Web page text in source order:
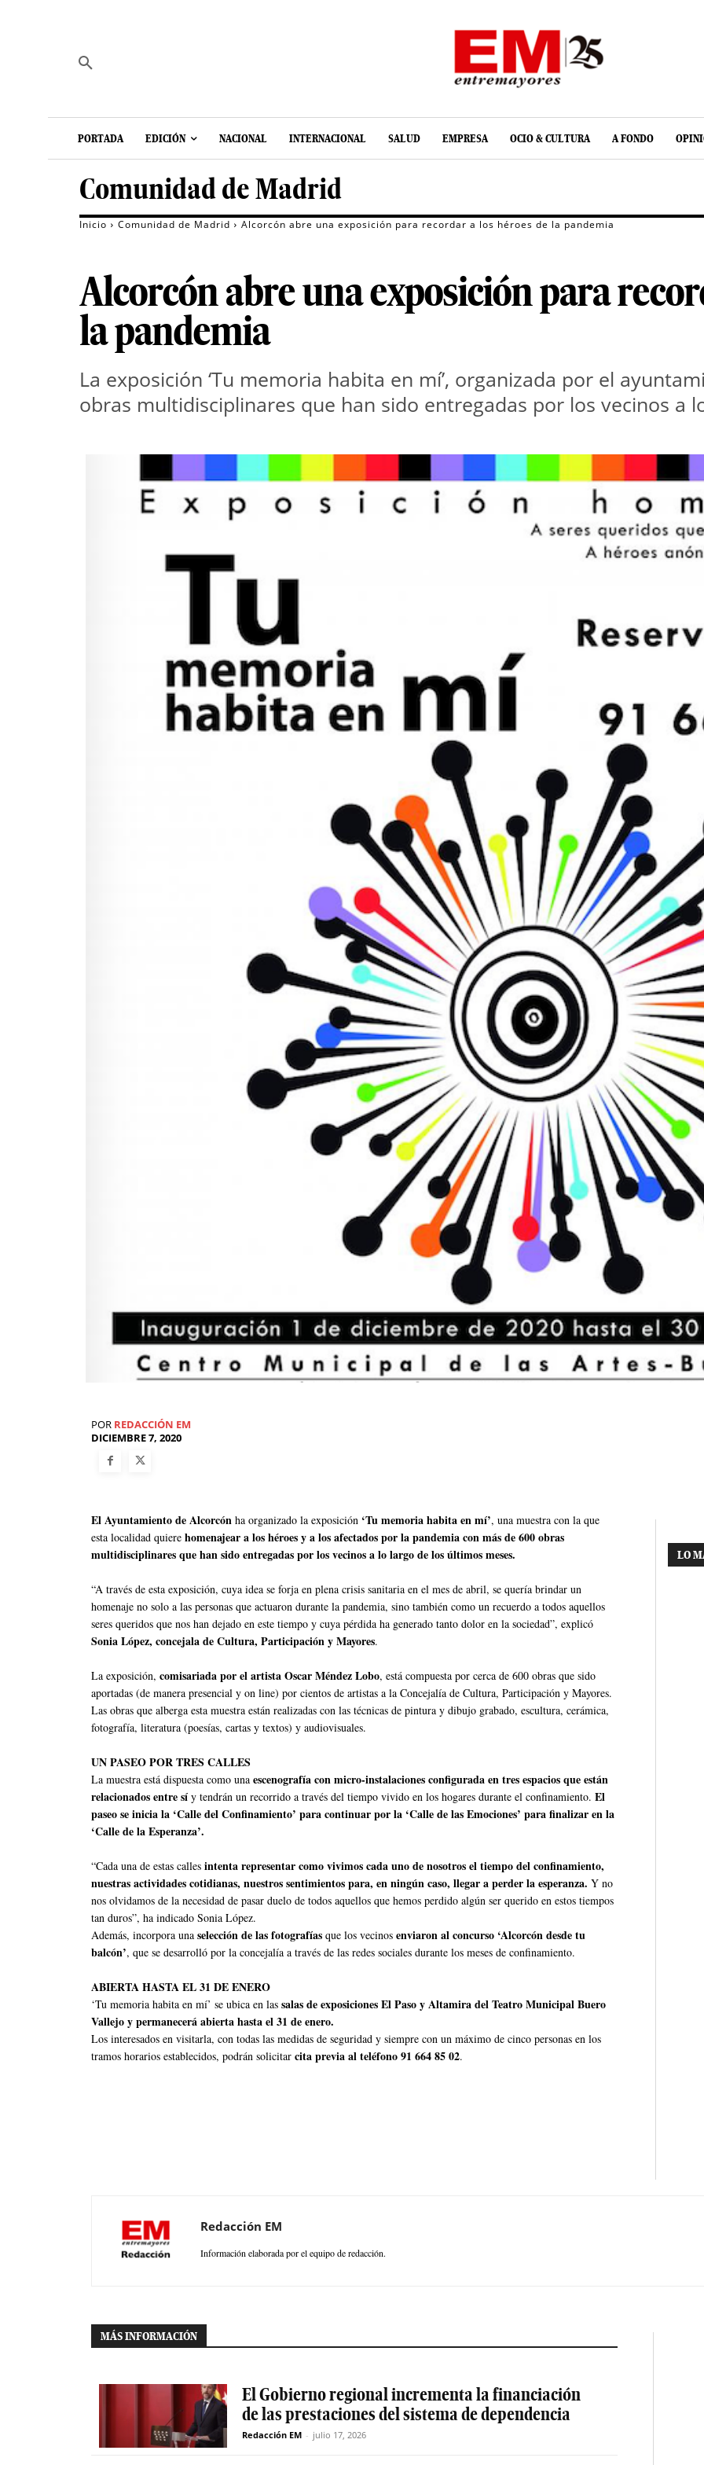
PORTADA EDICIÓN NACIONAL INTERNACIONAL SALUD EMPRESA OCIO & CULTURA A FONDO
Comunidad de Madrid
Inicio Comunidad de Madrid Alcorcón abre una exposición para recordar a los héroes de la pandemia
Alcorcón abre una exposición para
la pandemia
La exposición ‘Tu memoria habita en mí’, organizada por el
obras multidisciplinares que han sido entregadas por los vecinos a
POR REDACCIÓN EM
DICIEMBRE 7, 2020
El Ayuntamiento de Alcorcón ha organizado la exposición ‘Tu memoria habita en mí’, una muestra con la que
esta localidad quiere homenajear a los héroes y a los afectados por la pandemia con más de 600 obras
multidisciplinares que han sido entregadas por los vecinos a lo largo de los últimos meses.
“A través de esta exposición, cuya idea se forja en plena crisis sanitaria en el mes de abril, se quería brindar un
homenaje no solo a las personas que actuaron durante la pandemia, sino también como un recuerdo a todos aquellos
seres queridos que nos han dejado en este tiempo y cuya pérdida ha generado tanto dolor en la sociedad”, explicó
Sonia López, concejala de Cultura, Participación y Mayores.
La exposición, comisariada por el artista Oscar Méndez Lobo, está compuesta por cerca de 600 obras que sido
aportadas (de manera presencial y on line) por cientos de artistas a la Concejalía de Cultura, Participación y Mayores.
Las obras que alberga esta muestra están realizadas con las técnicas de pintura y dibujo grabado, escultura, cerámica,
fotografía, literatura (poesías, cartas y textos) y audiovisuales.
UN PASEO POR TRES CALLES
La muestra está dispuesta como una escenografía con micro-instalaciones configurada en tres espacios que están
relacionados entre sí y tendrán un recorrido a través del tiempo vivido en los hogares durante el confinamiento. El
paseo se inicia la ‘Calle del Confinamiento’ para continuar por la ‘Calle de las Emociones’ para finalizar en la
‘Calle de la Esperanza’.
“Cada una de estas calles intenta representar como vivimos cada uno de nosotros el tiempo del confinamiento,
nuestras actividades cotidianas, nuestros sentimientos para, en ningún caso, llegar a perder la esperanza. Y no
nos olvidamos de la necesidad de pasar duelo de todos aquellos que hemos perdido algún ser querido en estos tiempos
tan duros”, ha indicado Sonia López.
Además, incorpora una selección de las fotografías que los vecinos enviaron al concurso ‘Alcorcón desde tu
balcón’, que se desarrolló por la concejalía a través de las redes sociales durante los meses de confinamiento.
ABIERTA HASTA EL 31 DE ENERO
‘Tu memoria habita en mí’ se ubica en las salas de exposiciones El Paso y Altamira del Teatro Municipal Buero
Vallejo y permanecerá abierta hasta el 31 de enero.
Los interesados en visitarla, con todas las medidas de seguridad y siempre con un máximo de cinco personas en los
tramos horarios establecidos, podrán solicitar cita previa al teléfono 91 664 85 02.
LO
Redacción EM
Información elaborada por el equipo de redacción.
MÁS INFORMACIÓN
El Gobierno regional incrementa la financiación
de las prestaciones del sistema de dependencia
Redacción EM - julio 17, 2026